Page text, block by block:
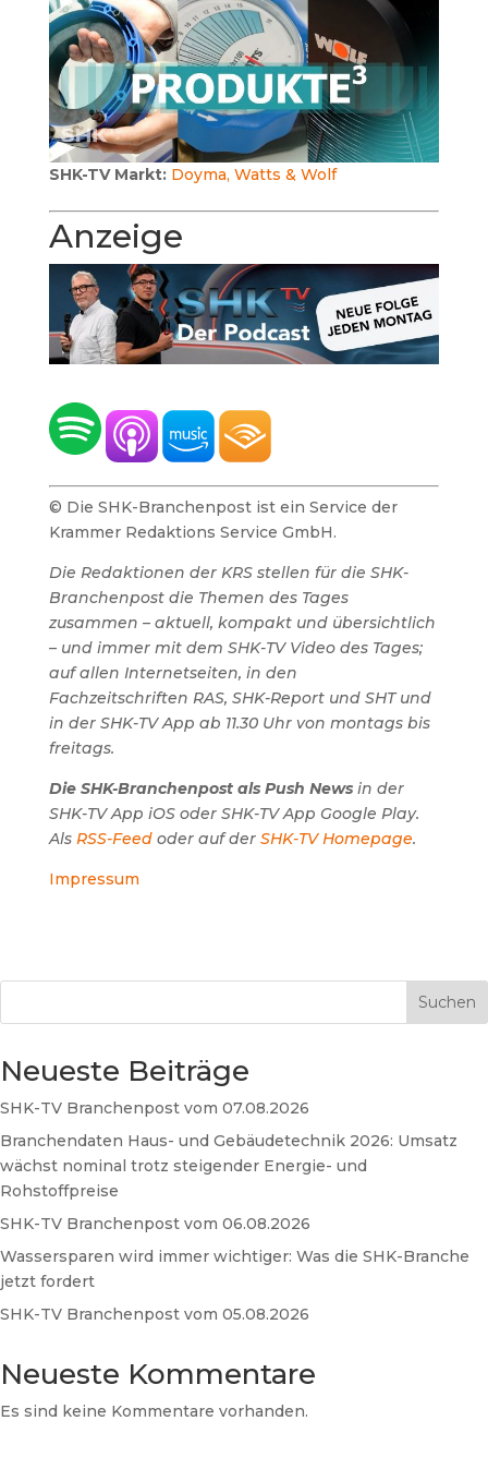
SHK-TV Markt: Doyma, Watts & Wolf
Anzeige
© Die SHK-Branchenpost ist ein Service der
Krammer Redaktions Service GmbH.
Die Redaktionen der KRS stellen für die SHK-
Branchenpost die Themen des Tages
zusammen – aktuell, kompakt und übersichtlich
– und immer mit dem SHK-TV Video des Tages;
auf allen Internetseiten, in den
Fachzeitschriften RAS, SHK-Report und SHT und
in der SHK-TV App ab 11.30 Uhr von montags bis
freitags.
Die SHK-Branchenpost als Push Newsin der
SHK-TV App iOS oder SHK-TV App Google Play.
Als RSS-Feedoder auf der SHK-TV Homepage.
Impressum
Suchen
Neueste Beiträge
SHK-TV Branchenpost vom 07.08.2026
Branchendaten Haus- und Gebäudetechnik 2026: Umsatz
wächst nominal trotz steigender Energie- und
Rohstoffpreise
SHK-TV Branchenpost vom 06.08.2026
Wassersparen wird immer wichtiger: Was die SHK-Branche
jetzt fordert
SHK-TV Branchenpost vom 05.08.2026
Neueste Kommentare
Es sind keine Kommentare vorhanden.